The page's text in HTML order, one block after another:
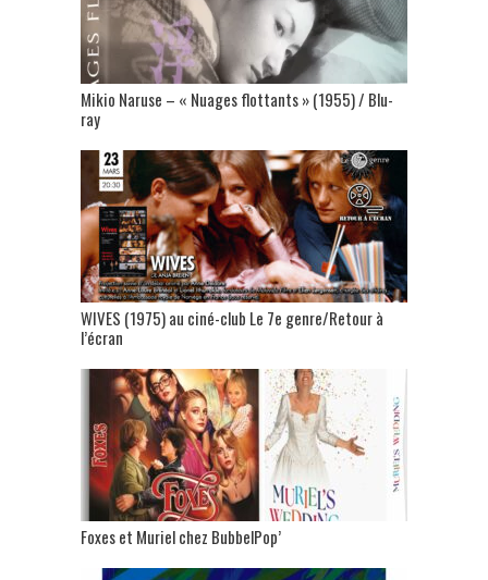
Mikio Naruse – « Nuages flottants » (1955) / Blu-
ray
WIVES (1975) au ciné-club Le 7e genre/Retour à
l’écran
Foxes et Muriel chez BubbelPop’